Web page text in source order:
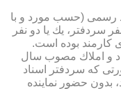
دفاتر اسناد رسمی (حسب مورد و با
سردفتر، یك یا دو نفر
كارمند بوده است.
و املاك مصوب سال
تا سال ۱۳۱۶، در صورتی كه سردفتر اسناد
بدون حضور نماینده